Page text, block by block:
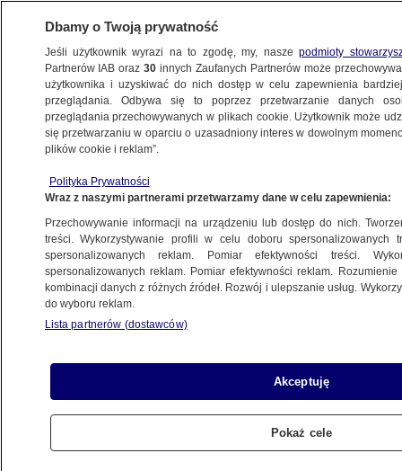
BIZNES
ZE ŚWIATA
Domaga się wielu miliardów
30.01.2026, 09:32
Posłuchaj artykułu
Czyta lektor AI
Dbamy o Twoją prywatność
Jeśli użytkownik wyrazi na to zgodę, my, naszepodmioty
Partnerów IAB oraz30 innych Zaufanych Partnerów może
użytkownika i uzyskiwać do nich dostęp w celu zapewnienia
przeglądania. Odbywa się to poprzez przetwarzanie danych
przeglądania przechowywanych w plikach cookie. Użytkownik może
się przetwarzaniu w oparciu o uzasadniony interes w dowolnym
plików cookie i reklam”.
Polityka Prywatności
Wraz z naszymi partnerami przetwarzamy dane w celu zapewnienia:
Przechowywanie informacji na urządzeniu lub dostęp do nich.
treści. Wykorzystywanie profili w celu doboru spersonalizowanych
spersonalizowanych reklam. Pomiar efektywności treści.
spersonalizowanych reklam. Pomiar efektywności reklam.
kombinacji danych z różnych źródeł. Rozwój i ulepszanie usług.
do wyboru reklam.
Lista partnerów (dostawców)
Akceptuję
Pokaż cele